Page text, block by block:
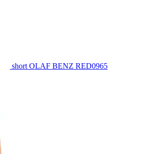
short OLAF BENZ RED0965